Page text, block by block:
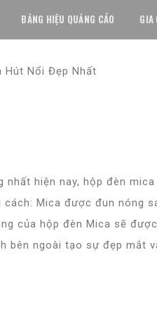
BẢNG HIỆU QUẢNG CÁO GIA
Hút Nổi Đẹp Nhất
nhất hiện nay, hộp đèn
Mica được đun nóng
của hộp đèn Mica sẽ
bên ngoài tạo sự đẹp mắt